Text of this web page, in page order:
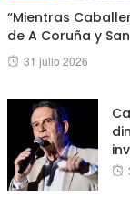
“Mientras
de A Coruña y
Posted
31 julio 2026